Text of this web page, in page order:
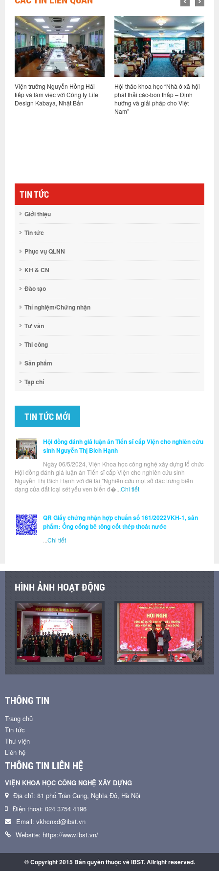
Hội thảo khoa học “Nhà ở xã hội
phát thải các-bon thấp – Định
hướng và giải pháp cho Việt
Viện trưởng Nguyễn Hồng Hải
tiếp và làm việc với đoàn công tác
Viện Bê tông Hoa Kỳ
TIN TỨC
Giới thiệu
Tin tức
Phục vụ QLNN
KH & CN
Đào tạo
Thí nghiệm/Chứng nhận
Tư vấn
Thi công
Sản phẩm
Tạp chí
TIN TỨC MỚI
Hội đồng đánh giá luận án Tiến sĩ cấp Viện cho nghiên cứu
sinh Nguyễn Thị Bích Hạnh
Ngày 06/5/2024, Viện Khoa học công nghệ xây dựng tổ chức
Hội đồng đánh giá luận án Tiến sĩ cấp Viện cho nghiên cứu sinh
Nguyễn Thị Bích Hạnh với đề tài "Nghiên cứu một số đặc trưng biến
dạng của đất loại sét yếu ven biển đ�... Chi tiết
QR Giấy chứng nhận hợp chuẩn số 161/2022VKH-1, sản
phẩm: Ống cống bê tông cốt thép thoát nước
Chi tiết
HÌNH ẢNH HOẠT ĐỘNG
THÔNG TIN
Trang chủ
Tin tức
Thư viện
Liên hệ
THÔNG TIN LIÊN HỆ
VIỆN KHOA HỌC CÔNG NGHỆ XÂY DỰNG
Địa chỉ: 81 phố Trần Cung, Nghĩa Đô, Hà Nội
Điện thoại: 024 3754 4196
Email: vkhcnxd@ibst.vn
Website: https://www.ibst.vn/
© Copyright 2015 Bản quyền thuộc về IBST. Allright reserved.